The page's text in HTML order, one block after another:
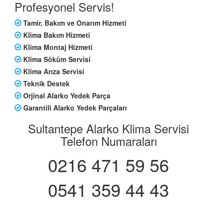
Profesyonel Servis!
Tamir, Bakım ve Onarım Hizmeti
Klima Bakım Hizmeti
Klima Montaj Hizmeti
Klima Söküm Servisi
Klima Arıza Servisi
Teknik Destek
Orjinal Alarko Yedek Parça
Garantili Alarko Yedek Parçaları
Sultantepe Alarko Klima Servisi
Telefon Numaraları
0216 471 59 56
0541 359 44 43